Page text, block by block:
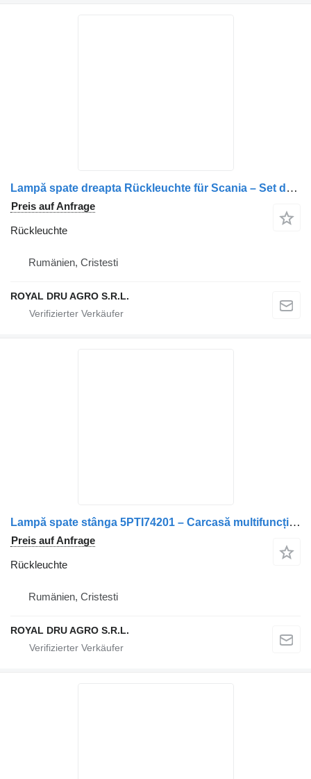
Lampă spate dreapta Rückleuchte für Scania – Set de 4 Lămpi (P.D. 1, 2, 3, 4) LKW
Preis auf Anfrage
Rückleuchte
Rumänien, Cristesti
ROYAL DRU AGRO S.R.L.
Lampă spate stânga 5PTI74201 – Carcasă multifuncțională cu semna Rückleuchte für Scania Scania LKW
Preis auf Anfrage
Rückleuchte
Rumänien, Cristesti
ROYAL DRU AGRO S.R.L.